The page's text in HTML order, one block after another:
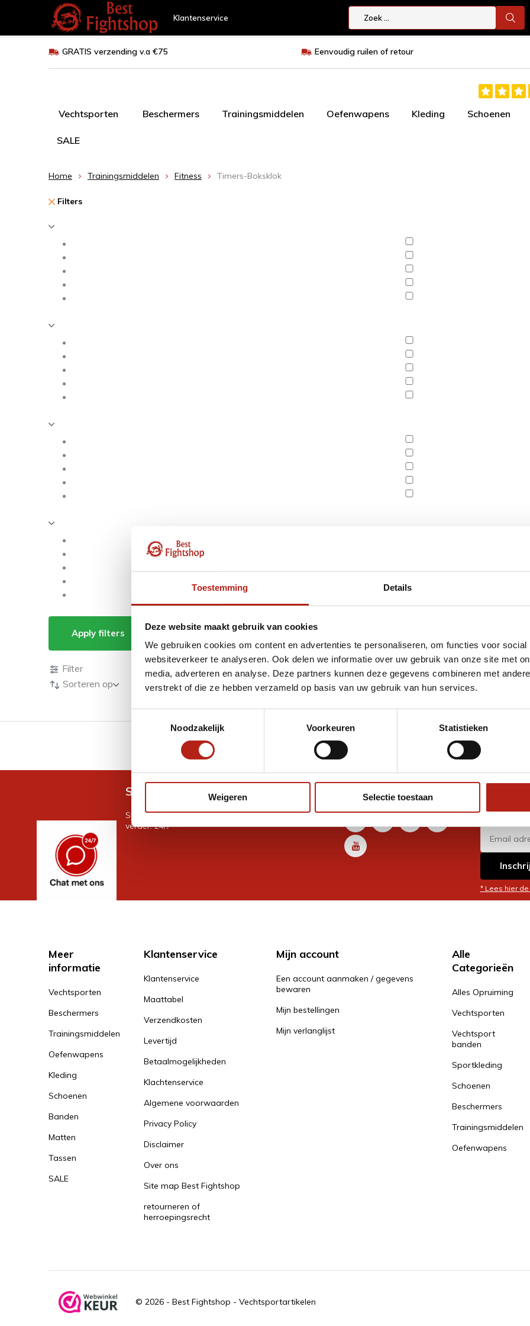
Toestemming Details
Deze website maakt gebruik van cookies
We gebruiken cookies om content en advertenties te personaliseren, om functies voor
websiteverkeer te analyseren. Ook delen we informatie over uw gebruik van onze site met
media, adverteren en analyse. Deze partners kunnen deze gegevens combineren met
verstrekt of die ze hebben verzameld op basis van uw gebruik van hun services.
Noodzakelijk
Voorkeuren Statistieken
Weigeren Selectie toestaan
Klantenservice
GRATIS verzending v.a €75 Eenvoudig ruilen of retour
Vechtsporten Beschermers Trainingsmiddelen Oefenwapens Kleding Schoenen
SALE
Home Trainingsmiddelen Fitness Timers-Boksklok
Filters
Apply filters Timers-Boksklok
Producten
Filter
Sorteren op
GRATIS verzending v.a €75 Eenvoudig ruilen of retour
Snel antwoord op je vraag?
Stel je vraag in de chat, en we helpen je graag
verder. 24/7
Volg ons
* Lees hier
Meer
informatie
Vechtsporten
Beschermers
Trainingsmiddelen
Oefenwapens
Kleding
Schoenen
Banden
Matten
Tassen
SALE
Klantenservice
Klantenservice
Maattabel
Verzendkosten
Levertijd
Betaalmogelijkheden
Klachtenservice
Algemene voorwaarden
Privacy Policy
Disclaimer
Over ons
Site map Best Fightshop
retourneren of
herroepingsrecht
Mijn account
Een account aanmaken / gegevens
bewaren
Mijn bestellingen
Mijn verlanglijst
Alle
Categorieën
Alles Opruiming
Vechtsporten
Vechtsport
banden
Sportkleding
Schoenen
Beschermers
Trainingsmiddelen
Oefenwapens
© 2026 - Best Fightshop - Vechtsportartikelen